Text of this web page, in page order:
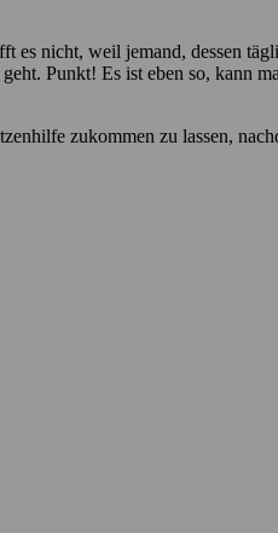
nicht, weil jemand, dessen
Punkt! Es ist eben so, kann
zukommen zu lassen,